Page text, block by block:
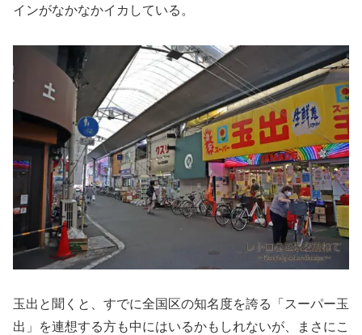
インがなかなかイカしている。
玉出と聞くと、すでに全国区の知名度を誇る「スーパー玉
出」を連想する方も中にはいるかもしれないが、まさにこ